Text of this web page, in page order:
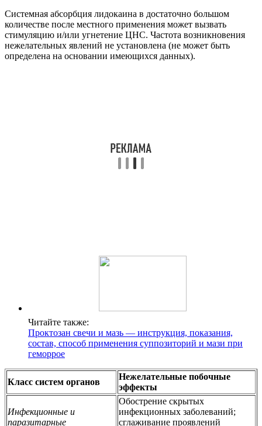
Системная абсорбция лидокаина в достаточно большом
количестве после местного применения может вызвать
стимуляцию и/или угнетение ЦНС. Частота возникновения
нежелательных явлений не установлена (не может быть
определена на основании имеющихся данных).
Читайте также:
Проктозан свечи и мазь — инструкция, показания,
состав, способ применения суппозиторий и мази при
геморрое
Класс систем органов
Нежелательные побочные
эффекты
Инфекционные и
паразитарные
Обострение скрытых
инфекционных заболеваний;
сглаживание проявлений